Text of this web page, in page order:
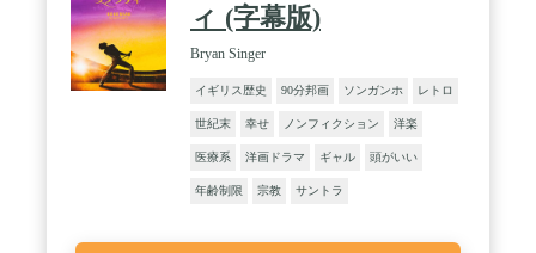
ィ (字幕版)
Bryan Singer
イギリス歴史 90分邦画 ソンガンホ レトロ
世紀末 幸せ ノンフィクション 洋楽
医療系 洋画ドラマ ギャル 頭がいい
年齢制限 宗教 サントラ